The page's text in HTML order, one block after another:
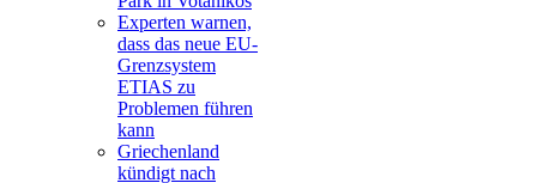
Experten warnen,
dass das neue EU-
Grenzsystem
ETIAS zu
Problemen führen
kann
Griechenland
kündigt nach